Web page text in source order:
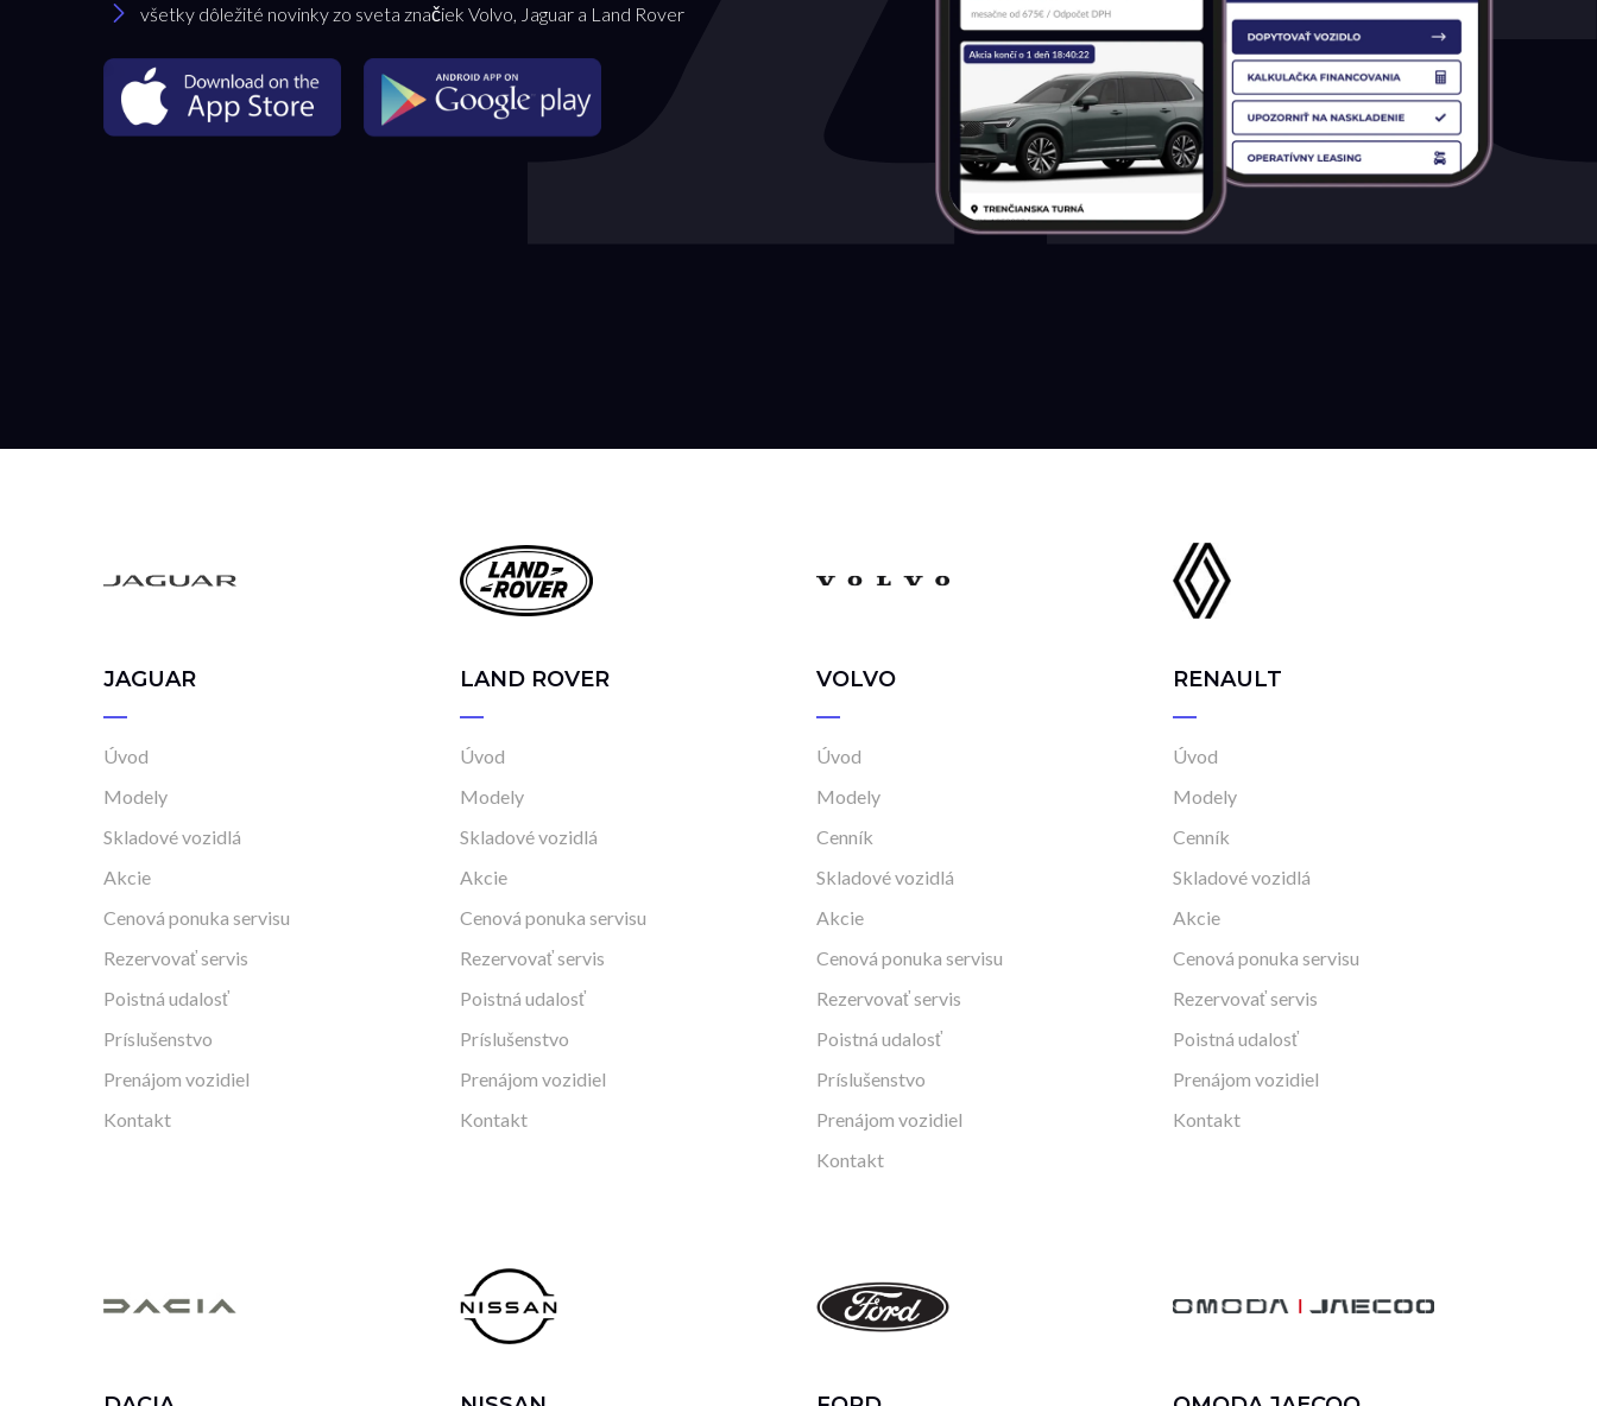
všetky dôležité novinky zo sveta značiek Volvo, Jaguar a Land Rover
JAGUAR
Úvod
Modely
Skladové vozidlá
Akcie
Cenová ponuka servisu
Rezervovať servis
Poistná udalosť
Príslušenstvo
Prenájom vozidiel
Kontakt
LAND ROVER
Úvod
Modely
Skladové vozidlá
Akcie
Cenová ponuka servisu
Rezervovať servis
Poistná udalosť
Príslušenstvo
Prenájom vozidiel
Kontakt
VOLVO
Úvod
Modely
Cenník
Skladové vozidlá
Akcie
Cenová ponuka servisu
Rezervovať servis
Poistná udalosť
Príslušenstvo
Prenájom vozidiel
Kontakt
RENAULT
Úvod
Modely
Cenník
Skladové vozidlá
Akcie
Cenová ponuka servisu
Rezervovať servis
Poistná udalosť
Prenájom vozidiel
Kontakt